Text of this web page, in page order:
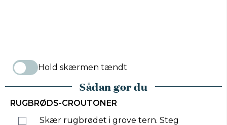
Hold skærmen tændt
Sådan gør du
RUGBRØDS-CROUTONER
Skær rugbrødet i grove tern. Steg